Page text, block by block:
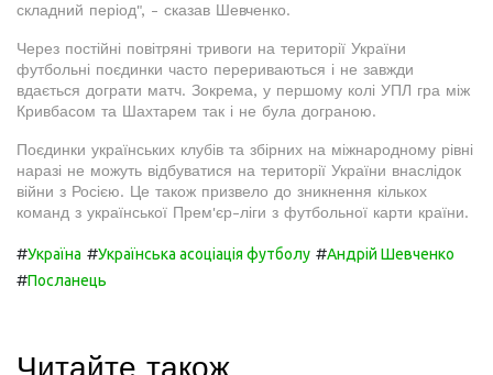
складний період", - сказав Шевченко.
Через постійні повітряні тривоги на території України
футбольні поєдинки часто перериваються і не завжди
вдається дограти матч. Зокрема, у першому колі УПЛ гра між
Кривбасом та Шахтарем так і не була дограною.
Поєдинки українських клубів та збірних на міжнародному рівні
наразі не можуть відбуватися на території України внаслідок
війни з Росією. Це також призвело до зникнення кількох
команд з української Прем'єр-ліги з футбольної карти країни.
#Україна #Українська асоціація футболу #Андрій Шевченко
#Посланець